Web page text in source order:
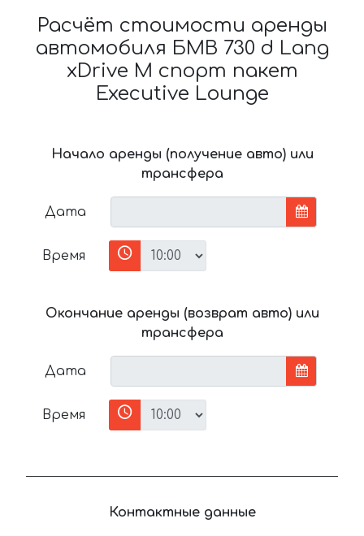
Расчёт стоимости аренды
автомобиля БМВ 730 d Lang
xDrive M спорт пакет
Executive Lounge
Начало аренды (получение авто) или
трансфера
Дата
Время
Окончание аренды (возврат авто) или
трансфера
Дата
Время
Контактные данные